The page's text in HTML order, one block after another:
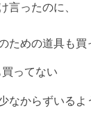
言ったのに、
ための道具も買
ってない
なからずいるよ